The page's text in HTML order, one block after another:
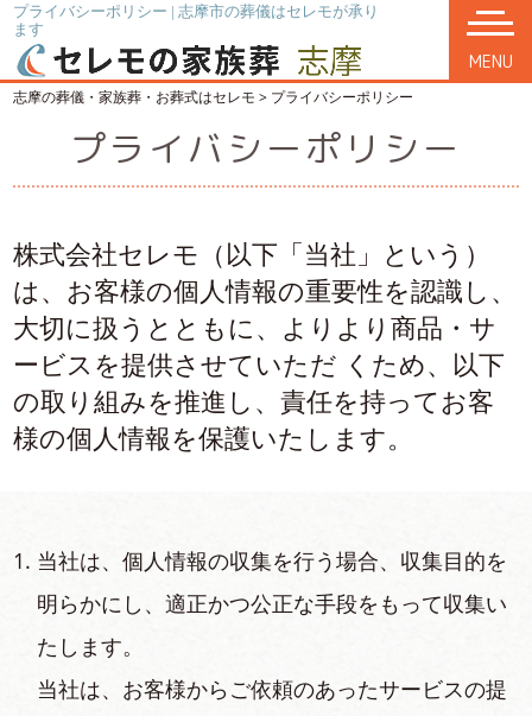
プライバシーポリシー | 志摩市の葬儀はセレモが承り
ます
MENU
志摩の葬儀・家族葬・お葬式はセレモ > プライバシーポリシー
プライバシーポリシー
株式会社セレモ（以下「当社」という）
は、お客様の個⼈情報の重要性を認識し、
⼤切に扱うとともに、よりより商品・サ
ービスを提供させていただ くため、以下
の取り組みを推進し、責任を持ってお客
様の個⼈情報を保護いたします。
当社は、個⼈情報の収集を⾏う場合、収集⽬的を
明らかにし、適正かつ公正な⼿段をもって収集い
たします。
当社は、お客様からご依頼のあったサービスの提